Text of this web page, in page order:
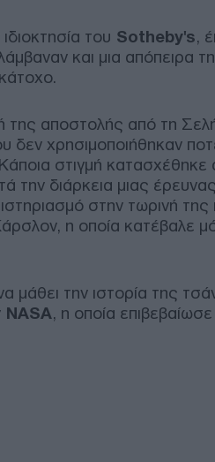
του Sotheby's,
και μια απόπειρα
της αποστολής από τη
δεν χρησιμοποιήθηκαν
στιγμή κατασχέθηκε
την διάρκεια μιας
στην τωρινή της
η οποία κατέβαλε
μάθει την ιστορία της
NASA, η οποία